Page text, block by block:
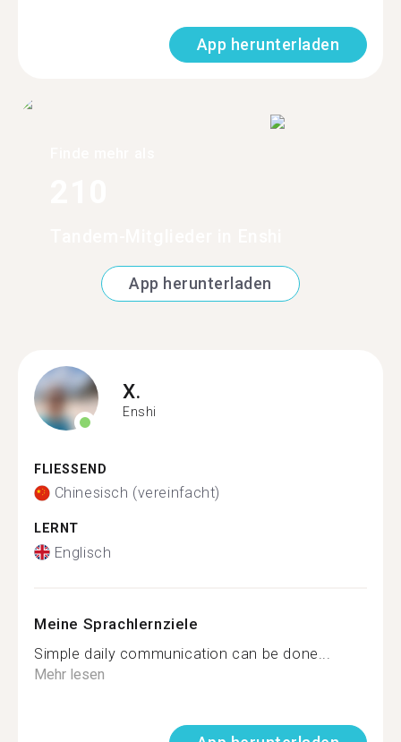
App herunterladen
App herunterladen
X.
Enshi
FLIESSEND
Chinesisch (vereinfacht)
LERNT
Englisch
Meine Sprachlernziele
Simple daily communication can be done...
Mehr lesen